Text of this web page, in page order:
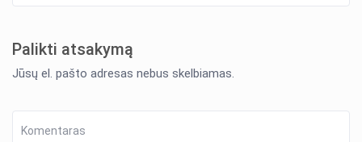
Palikti atsakymą
Jūsų el. pašto adresas nebus skelbiamas.